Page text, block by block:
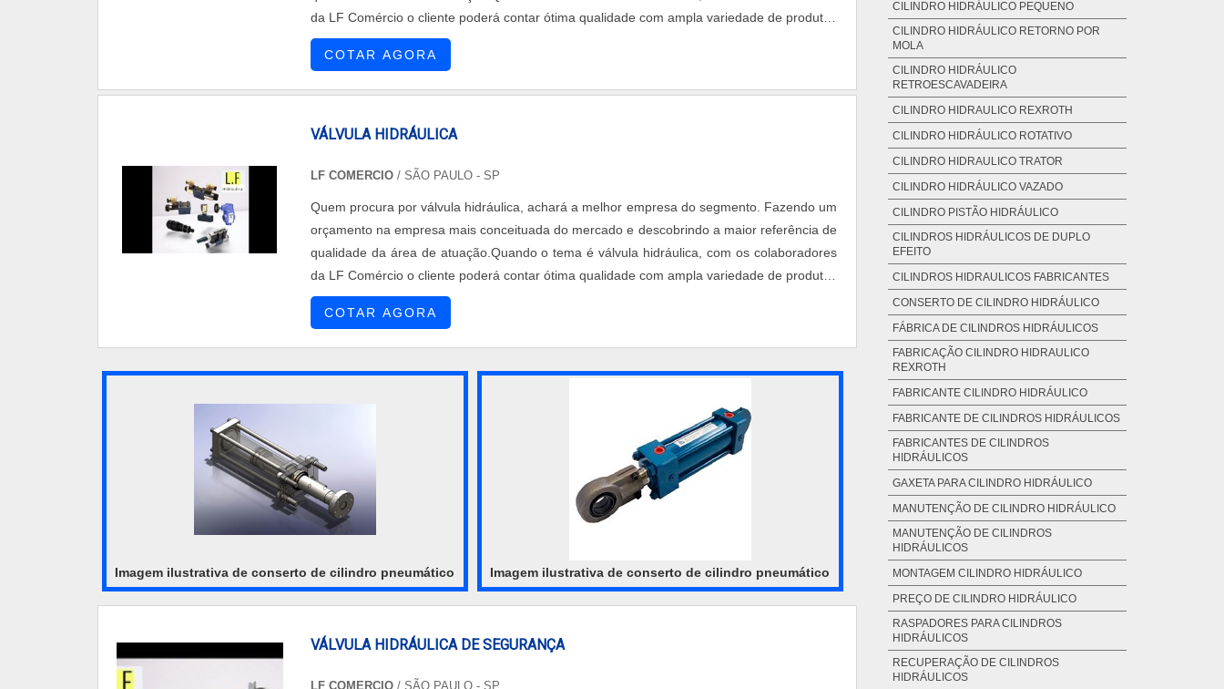
da LF Comércio o cliente poderá contar ótima qualidade com ampla variedade de produtos
óleo-hidráulicos no Brasil.UM POUCO MAIS SOBRE VÁLVULA HIDRÁULICAA LF Comércio
centraliza seus es...
COTAR AGORA
VÁLVULA HIDRÁULICA
LF COMERCIO / SÃO PAULO - SP
Quem procura por válvula hidráulica, achará a melhor empresa do segmento. Fazendo um
orçamento na empresa mais conceituada do mercado e descobrindo a maior referência de
qualidade da área de atuação.Quando o tema é válvula hidráulica, com os colaboradores
da LF Comércio o cliente poderá contar ótima qualidade com ampla variedade de produtos
óleo-hidráulicos no Brasil.UM POUCO MAIS SOBRE VÁLVULA HIDRÁULICAA LF Comércio
centraliza seus es...
COTAR AGORA
Imagem ilustrativa de conserto de cilindro pneumático Imagem ilustrativa de conserto de cilindro pneumático
VÁLVULA HIDRÁULICA DE SEGURANÇA
LF COMERCIO/ SÃO PAULO - SP
CILINDRO HIDRÁULICO PEQUENO
CILINDRO HIDRÁULICO RETORNO POR
MOLA
CILINDRO HIDRÁULICO
RETROESCAVADEIRA
CILINDRO HIDRAULICO REXROTH
CILINDRO HIDRÁULICO ROTATIVO
CILINDRO HIDRAULICO TRATOR
CILINDRO HIDRÁULICO VAZADO
CILINDRO PISTÃO HIDRÁULICO
CILINDROS HIDRÁULICOS DE DUPLO
EFEITO
CILINDROS HIDRAULICOS FABRICANTES
CONSERTO DE CILINDRO HIDRÁULICO
FÁBRICA DE CILINDROS HIDRÁULICOS
FABRICAÇÃO CILINDRO HIDRAULICO
REXROTH
FABRICANTE CILINDRO HIDRÁULICO
FABRICANTE DE CILINDROS HIDRÁULICOS
FABRICANTES DE CILINDROS
HIDRÁULICOS
GAXETA PARA CILINDRO HIDRÁULICO
MANUTENÇÃO DE CILINDRO HIDRÁULICO
MANUTENÇÃO DE CILINDROS
HIDRÁULICOS
MONTAGEM CILINDRO HIDRÁULICO
PREÇO DE CILINDRO HIDRÁULICO
RASPADORES PARA CILINDROS
HIDRÁULICOS
RECUPERAÇÃO DE CILINDROS
HIDRÁULICOS